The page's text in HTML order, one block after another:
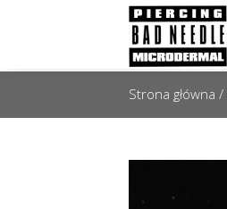
Strona główna /